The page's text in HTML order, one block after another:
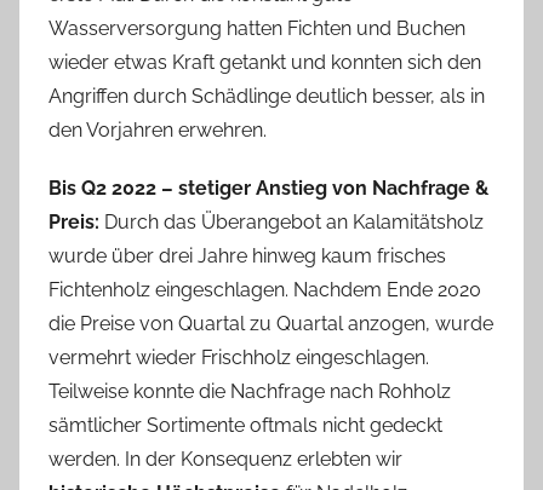
Wasserversorgung hatten Fichten und Buchen
wieder etwas Kraft getankt und konnten sich den
Angriffen durch Schädlinge deutlich besser, als in
den Vorjahren erwehren.
Bis Q2 2022 – stetiger Anstieg von Nachfrage &
Preis: Durch das Überangebot an Kalamitätsholz
wurde über drei Jahre hinweg kaum frisches
Fichtenholz eingeschlagen. Nachdem Ende 2020
die Preise von Quartal zu Quartal anzogen, wurde
vermehrt wieder Frischholz eingeschlagen.
Teilweise konnte die Nachfrage nach Rohholz
sämtlicher Sortimente oftmals nicht gedeckt
werden. In der Konsequenz erlebten wir